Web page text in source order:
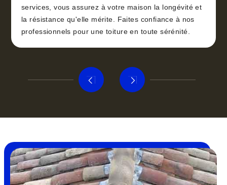
services, vous assurez à votre maison la longévité et
la résistance qu'elle mérite. Faites confiance à nos
professionnels pour une toiture en toute sérénité.